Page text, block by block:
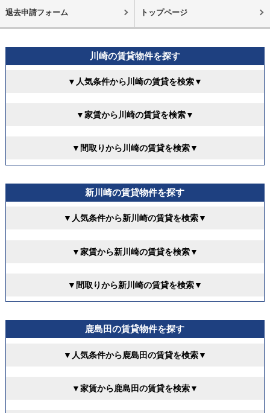
退去申請フォーム トップページ
川崎の賃貸物件を探す
▼人気条件から川崎の賃貸を検索▼
▼家賃から川崎の賃貸を検索▼
▼間取りから川崎の賃貸を検索▼
新川崎の賃貸物件を探す
▼人気条件から新川崎の賃貸を検索▼
▼家賃から新川崎の賃貸を検索▼
▼間取りから新川崎の賃貸を検索▼
鹿島田の賃貸物件を探す
▼人気条件から鹿島田の賃貸を検索▼
▼家賃から鹿島田の賃貸を検索▼